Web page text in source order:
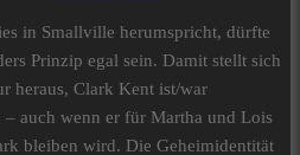
in Smallville herumspricht, dürfte
Prinzip egal sein. Damit stellt sich
heraus, Clark Kent ist/war
– auch wenn er für Martha und Lois
bleiben wird. Die Geheimidentität